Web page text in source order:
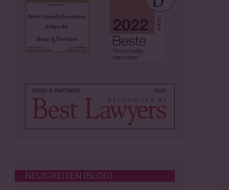
NEUIGKEITEN (BLOG)